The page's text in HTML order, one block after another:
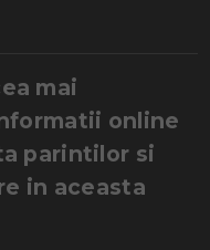
mai
online
parintilor si
in aceasta